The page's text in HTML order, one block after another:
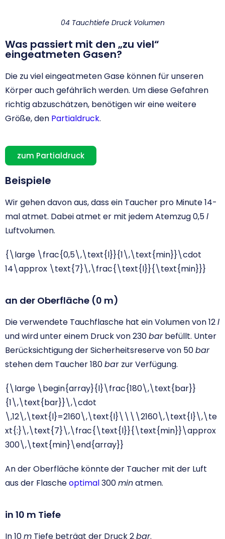
04 Tauchtiefe Druck Volumen
Was passiert mit den „zu viel“
eingeatmeten Gasen?
Die zu viel eingeatmeten Gase können für unseren
Körper auch gefährlich werden. Um diese Gefahren
richtig abzuschätzen, benötigen wir eine weitere
Größe, den Partialdruck.
zum Partialdruck
Beispiele
Wir gehen davon aus, dass ein Taucher pro Minute 14-
mal atmet. Dabei atmet er mit jedem Atemzug 0,5l
Luftvolumen.
{\large \frac{0,5\,\text{l}}{1\,\text{min}}\cdot
14\approx \text{7}\,\frac{\text{l}}{\text{min}}}
an der Oberfläche (0 m)
Die verwendete Tauchflasche hat ein Volumen von 12l
und wird unter einem Druck von 230barbefüllt. Unter
Berücksichtigung der Sicherheitsreserve von 50bar
stehen dem Taucher 180bar zur Verfügung.
{\large \begin{array}{l}\frac{180\,\text{bar}}
{1\,\text{bar}}\,\cdot
\,12\,\text{l}=2160\,\text{l}\\\\2160\,\text{l}\,\te
xt{:}\,\text{7}\,\frac{\text{l}}{\text{min}}\approx
300\,\text{min}\end{array}}
An der Oberfläche könnte der Taucher mit der Luft
aus der Flascheoptimal300minatmen.
in 10 m Tiefe
In 10m Tiefe beträgt der Druck 2bar.